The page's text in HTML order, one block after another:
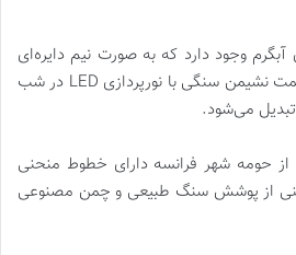
وجود دارد که به صورت نیم دایره‌ای
برجسته شده است. این قسمت نشیمن سنگی با نورپردازی LED در شب
می‌شود.
از حومه شهر فرانسه دارای خطوط منحنی
از پوشش سنگ طبیعی و چمن مصنوعی